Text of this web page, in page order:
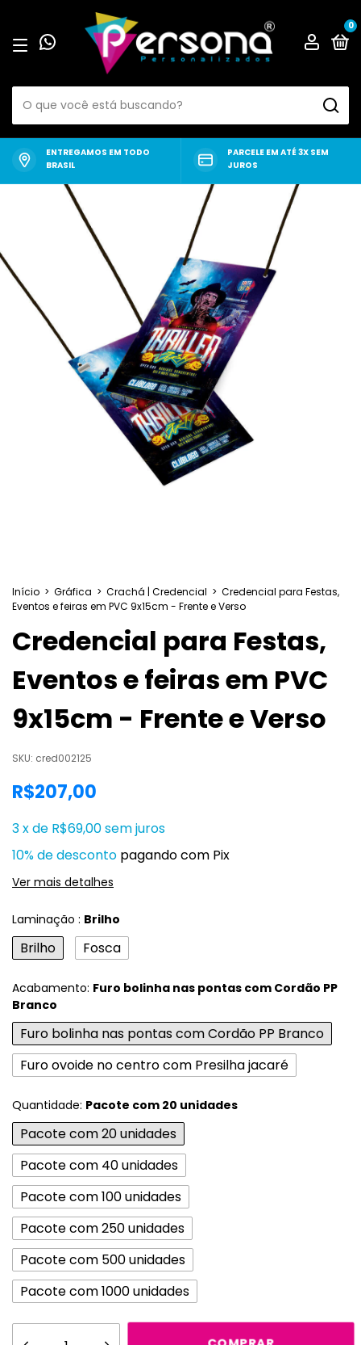
0
ENTREGAMOS EM TODO
BRASIL
PARCELE EM ATÉ 3X SEM
JUROS
Início > Gráfica > Crachá | Credencial > Credencial para Festas,
Eventos e feiras em PVC 9x15cm - Frente e Verso
Credencial para Festas,
Eventos e feiras em PVC
9x15cm - Frente e Verso
SKU: cred002125
R$207,00
3xde R$69,00sem juros
10% de desconto pagando com Pix
Ver mais detalhes
Laminação : Brilho
Brilho Fosca
Acabamento: Furo bolinha nas pontas com Cordão PP
Branco
Furo bolinha nas pontas com Cordão PP Branco
Furo ovoide no centro com Presilha jacaré
Quantidade: Pacote com 20 unidades
Pacote com 20 unidades
Pacote com 40 unidades
Pacote com 100 unidades
Pacote com 250 unidades
Pacote com 500 unidades
Pacote com 1000 unidades